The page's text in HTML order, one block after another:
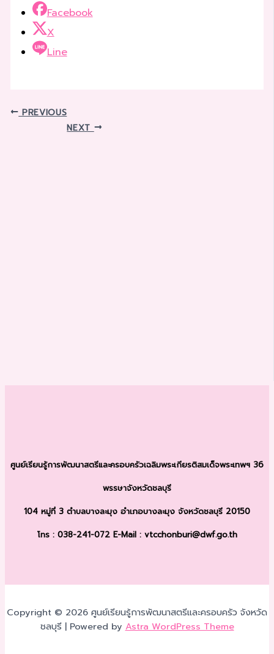
Facebook
X
Line
PREVIOUS
NEXT
ศูนย์เรียนรู้การพัฒนาสตรีและครอบครัวเฉลิมพระเกียรติสมเด็จพระเทพฯ 36
พรรษาจังหวัดชลบุรี
104 หมู่ที่ 3 ตำบลบางละมุง อำเภอบางละมุง จังหวัดชลบุรี 20150
โทร : 038-241-072 E-Mail : vtcchonburi@dwf.go.th
Copyright © 2026 ศูนย์เรียนรู้การพัฒนาสตรีและครอบครัว จังหวัด
ชลบุรี | Powered byAstra WordPress Theme